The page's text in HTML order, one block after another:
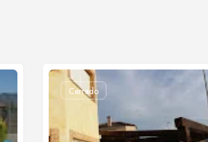
Cerrado